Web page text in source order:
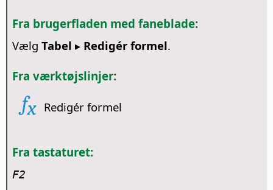
Fra brugerfladen med faneblade:
Vælg Tabel ▸ Redigér formel.
Fra værktøjslinjer:
Redigér formel
Fra tastaturet:
F2